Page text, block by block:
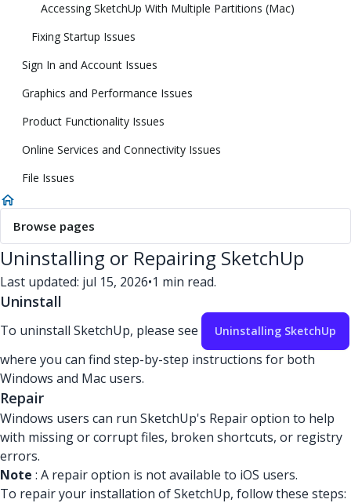
Accessing SketchUp With Multiple Partitions (Mac)
Fixing Startup Issues
Sign In and Account Issues
Graphics and Performance Issues
Product Functionality Issues
Online Services and Connectivity Issues
File Issues
Browse pages
Uninstalling or Repairing SketchUp
Last updated: jul 15, 2026•1 min read.
Uninstall
To uninstall SketchUp, please see Uninstalling SketchUp
where you can find step-by-step instructions for both
Windows and Mac users.
Repair
Windows users can run SketchUp's Repair option to help
with missing or corrupt files, broken shortcuts, or registry
errors.
Note : A repair option is not available to iOS users.
To repair your installation of SketchUp, follow these steps: